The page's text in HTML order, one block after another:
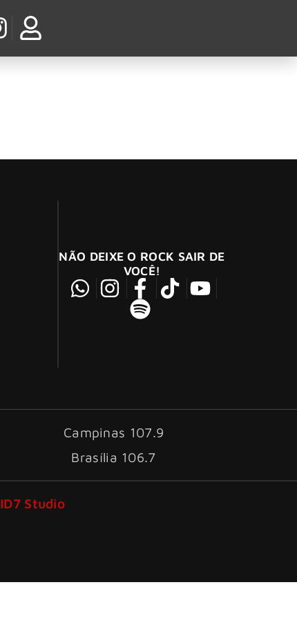
NÃO DEIXE O ROCK SAIR DE
VOCÊ!
Campinas 107.9
Brasília 106.7
ID7 Studio